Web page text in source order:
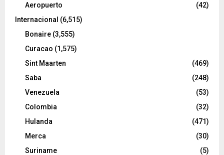
Aeropuerto
(42)
Internacional (6,515)
Bonaire (3,555)
Curacao (1,575)
Sint Maarten
(469)
Saba
(248)
Venezuela
(53)
Colombia
(32)
Hulanda
(471)
Merca
(30)
Suriname
(5)